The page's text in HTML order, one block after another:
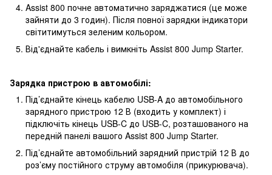
Assist 800 почне автоматично заряджатися (це може
зайняти до 3 годин). Після повної зарядки індикатори
світитимуться зеленим кольором.
Від'єднайте кабель і вимкніть Assist 800 Jump Starter.
Зарядка пристрою в автомобілі:
Під’єднайте кінець кабелю USB-A до автомобільного
зарядного пристрою 12 В (входить у комплект) і
підключіть кінець USB-C до USB-C, розташованого на
передній панелі вашого Assist 800 Jump Starter.
Під’єднайте автомобільний зарядний пристрій 12 В до
роз’єму постійного струму автомобіля (прикурювача).